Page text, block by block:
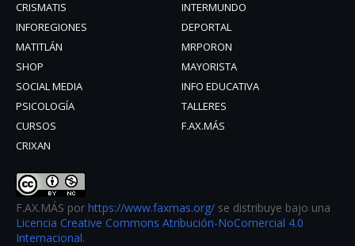
CRISMATIS
INTERMUNDO
INFOREGIONES
DEPORTAL
MATITLÁN
MRPORON
SHOP
MAYORISTA
SOCIAL MEDIA
INFO EDUCATIVA
PSICOLOGÍA
TALLERES
CURSOS
F.AX.MÁS
CRIXAN
F.AX.MÁS por https://www.faxmas.org/ se distribuye bajo una
Licencia Creative Commons Atribución-NoComercial 4.0
Internacional.